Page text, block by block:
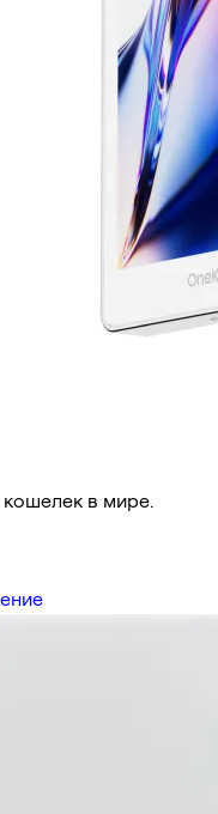
в мире.